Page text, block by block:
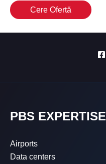
Cere Ofertă
PBS EXPERTISE
Airports
Data centers